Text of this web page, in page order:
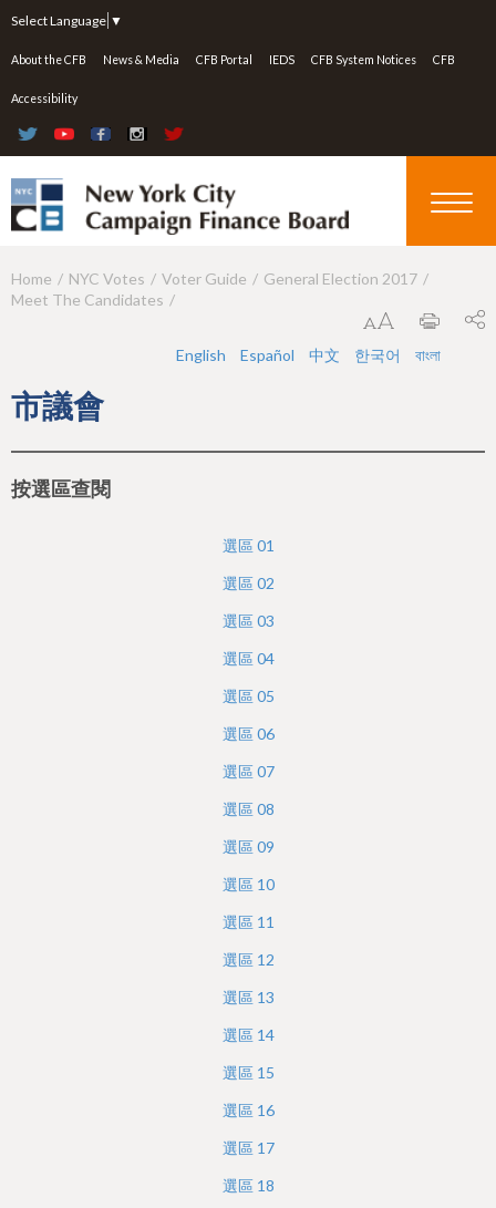
Select Language ▼
About the CFB News & Media CFB Portal IEDS CFB System Notices CFB
Accessibility
Y
a
h
Home NYC Votes Voter Guide
General Election 2017
Meet The Candidates
English Español 中文 한국어 বাংলা
市議會
按選區查閱
選區01
選區02
選區03
選區04
選區05
選區06
選區07
選區08
選區09
選區 10
選區 11
選區 12
選區 13
選區 14
選區 15
選區 16
選區 17
選區 18